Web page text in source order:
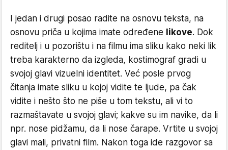
I jedan i drugi posao radite na osnovu teksta, na
osnovu priča u kojima imate određene likove. Dok
reditelj i u pozorištu i na filmu ima sliku kako neki lik
treba karakterno da izgleda, kostimograf gradi u
svojoj glavi vizuelni identitet. Već posle prvog
čitanja imate sliku u kojoj vidite te ljude, pa čak
vidite i nešto što ne piše u tom tekstu, ali vi to
razmaštavate u svojoj glavi; kakve su im navike, da li
npr. nose pidžamu, da li nose čarape. Vrtite u svojoj
glavi mali, privatni film. Nakon toga ide razgovor sa